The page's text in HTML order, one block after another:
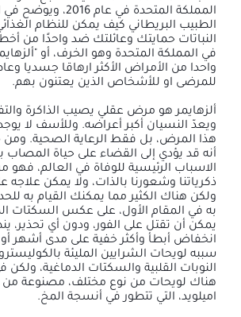
المملكة المتحدة في عام
الطبيب البريطاني كيف يمكن للنظام
النباتات حمايتك وعائلتك ضد واحدًا من
في المملكة المتحدة وهو الخرف، أو
واحدا من الأمراض الأكثر ارهاقا جسديا
للمرضى او للأشخاص الذين يعتنون بهم.
ألزهايمر هو مرض عقلي يصيب الذاكرة
ويعدّ النسيان أكبر أعراضه. وللأسف لا
هذا المرض، بل فقط الرعاية الصحية. ومن
أنه قد يؤدي إلى القضاء على حياة المصاب
الاسباب الرئيسية للوفاة في العالم،
ذكرياتنا وشعورنا بالذات، ولا يمكن
ولكن هناك الكثير مما يمكنك القيام به
به في المقام الأول، على عكس السكتات
يمكن أن تقتل على الفور، ودون أي تحذير،
انخفاض أبطأ وأكثر خفية على مدى أشهر
سببه لويحات الشرايين المليئة
النوبات القلبية والسكتات الدماغية، ولكن
هناك لويحات من نوع مختلف، مصنوعة
اميلويد، التي تتطور في أنسجة المخ.